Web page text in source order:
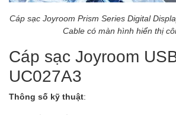
Cáp sạc Joyroom Prism Series Digital
Cable có màn hình hiển thị
Cáp sạc Joyroom
UC027A3
Thông số kỹ thuật: